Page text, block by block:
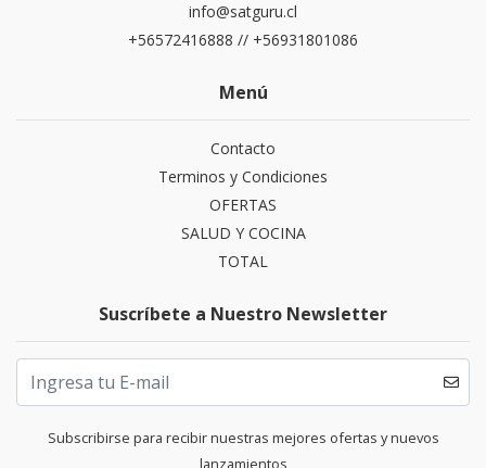
info@satguru.cl
+56572416888 // +56931801086
Menú
Contacto
Terminos y Condiciones
OFERTAS
SALUD Y COCINA
TOTAL
Suscríbete a Nuestro Newsletter
Subscribirse para recibir nuestras mejores ofertas y nuevos
lanzamientos